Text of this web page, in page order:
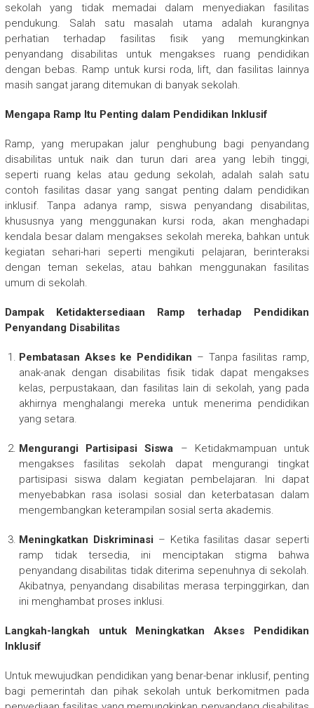
sekolah yang tidak memadai dalam menyediakan fasilitas
pendukung. Salah satu masalah utama adalah kurangnya
perhatian terhadap fasilitas fisik yang memungkinkan
penyandang disabilitas untuk mengakses ruang pendidikan
dengan bebas. Ramp untuk kursi roda, lift, dan fasilitas lainnya
masih sangat jarang ditemukan di banyak sekolah.
Mengapa Ramp Itu Penting dalam Pendidikan Inklusif
Ramp, yang merupakan jalur penghubung bagi penyandang
disabilitas untuk naik dan turun dari area yang lebih tinggi,
seperti ruang kelas atau gedung sekolah, adalah salah satu
contoh fasilitas dasar yang sangat penting dalam pendidikan
inklusif. Tanpa adanya ramp, siswa penyandang disabilitas,
khususnya yang menggunakan kursi roda, akan menghadapi
kendala besar dalam mengakses sekolah mereka, bahkan untuk
kegiatan sehari-hari seperti mengikuti pelajaran, berinteraksi
dengan teman sekelas, atau bahkan menggunakan fasilitas
umum di sekolah.
Dampak Ketidaktersediaan Ramp terhadap Pendidikan
Penyandang Disabilitas
Pembatasan Akses ke Pendidikan – Tanpa fasilitas ramp,
anak-anak dengan disabilitas fisik tidak dapat mengakses
kelas, perpustakaan, dan fasilitas lain di sekolah, yang pada
akhirnya menghalangi mereka untuk menerima pendidikan
yang setara.
Mengurangi Partisipasi Siswa – Ketidakmampuan untuk
mengakses fasilitas sekolah dapat mengurangi tingkat
partisipasi siswa dalam kegiatan pembelajaran. Ini dapat
menyebabkan rasa isolasi sosial dan keterbatasan dalam
mengembangkan keterampilan sosial serta akademis.
Meningkatkan Diskriminasi – Ketika fasilitas dasar seperti
ramp tidak tersedia, ini menciptakan stigma bahwa
penyandang disabilitas tidak diterima sepenuhnya di sekolah.
Akibatnya, penyandang disabilitas merasa terpinggirkan, dan
ini menghambat proses inklusi.
Langkah-langkah untuk Meningkatkan Akses Pendidikan
Inklusif
Untuk mewujudkan pendidikan yang benar-benar inklusif, penting
bagi pemerintah dan pihak sekolah untuk berkomitmen pada